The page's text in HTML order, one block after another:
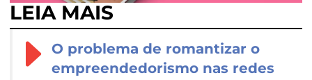
LEIA MAIS
O problema de romantizar o
empreendedorismo nas redes